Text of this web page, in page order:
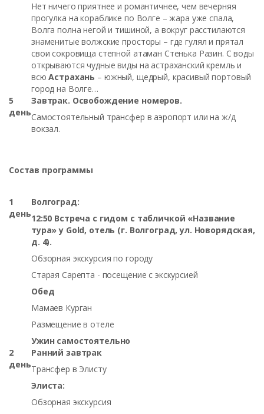
Нет ничего приятнее и романтичнее, чем вечерняя
прогулка на кораблике по Волге – жара уже спала,
Волга полна негой и тишиной, а вокруг расстилаются
знаменитые волжские просторы – где гулял и прятал
свои сокровища степной атаман Стенька Разин. С воды
открываются чудные виды на астраханский кремль и
всюАстрахань – южный, щедрый, красивый портовый
город на Волге…
5
день
Завтрак. Освобождение номеров.
Самостоятельный трансфер в аэропорт или на ж/д
вокзал.
Состав программы
1
день
Волгоград:
12:50 Встреча с гидом с табличкой «Название
тура» у Gold, отель (г. Волгоград, ул. Новорядская,
д. 4).
Обзорная экскурсия по городу
Старая Сарепта - посещение с экскурсией
Обед
Мамаев Курган
Размещение в отеле
Ужин самостоятельно
2
день
Ранний завтрак
Трансфер в Элисту
Элиста:
Обзорная экскурсия